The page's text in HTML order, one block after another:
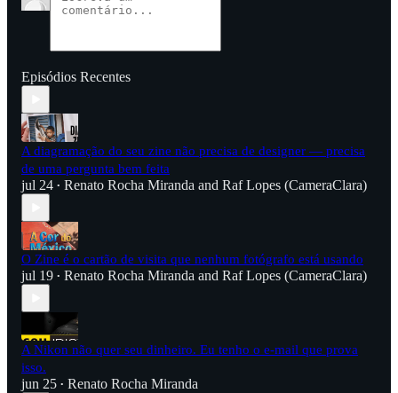
Episódios Recentes
A diagramação do seu zine não precisa de designer — precisa
de uma pergunta bem feita
jul 24 • Renato Rocha Miranda and Raf Lopes (CameraClara)
O Zine é o cartão de visita que nenhum fotógrafo está usando
jul 19 • Renato Rocha Miranda and Raf Lopes (CameraClara)
A Nikon não quer seu dinheiro. Eu tenho o e-mail que prova
isso.
jun 25 • Renato Rocha Miranda